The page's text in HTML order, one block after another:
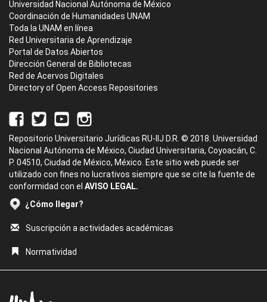
Universidad Nacional Autónoma de México
Coordinación de Humanidades UNAM
Toda la UNAM en línea
Red Universitaria de Aprendizaje
Portal de Datos Abiertos
Dirección General de Bibliotecas
Red de Acervos Digitales
Directory of Open Access Repositories
Repositorio Universitario Jurídicas RU-IIJ D.R. © 2018. Universidad
Nacional Autónoma de México, Ciudad Universitaria, Coyoacán, C.
P. 04510, Ciudad de México, México. Este sitio web puede ser
utilizado con fines no lucrativos siempre que se cite la fuente de
conformidad con el AVISO LEGAL.
¿Cómo llegar?
Suscripción a actividades académicas
Normatividad